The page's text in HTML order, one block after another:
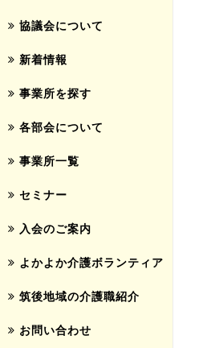
協議会について
新着情報
事業所を探す
各部会について
事業所一覧
セミナー
入会のご案内
よかよか介護ボランティア
筑後地域の介護職紹介
お問い合わせ